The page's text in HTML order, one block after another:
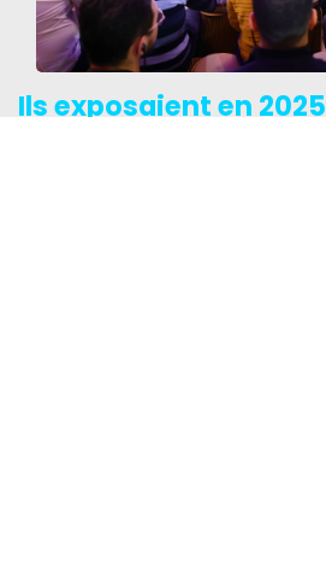
Ils exposaient en 2025